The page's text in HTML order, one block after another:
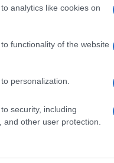
analytics like cookies on
functionality of the website
personalization.
security, including
other user protection.
Samsung Galaxy S26